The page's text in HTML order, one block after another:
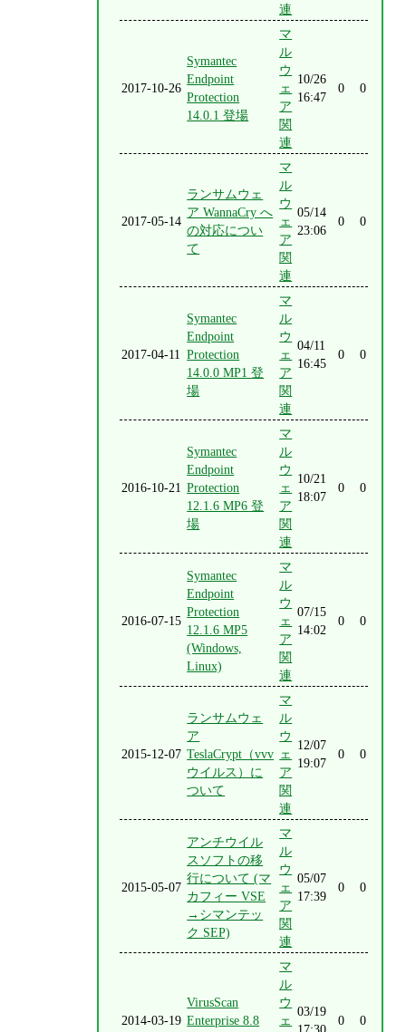
連
2017-10-26
Symantec
Endpoint
Protection
14.0.1 登場
マ
ル
ウ
ェ
ア
関
連
10/26
16:47
0 0
2017-05-14
ランサムウェ
ア WannaCry へ
の対応につい
て
マ
ル
ウ
ェ
ア
関
連
05/14
23:06
0 0
2017-04-11
Symantec
Endpoint
Protection
14.0.0 MP1 登
場
マ
ル
ウ
ェ
ア
関
連
04/11
16:45
0 0
2016-10-21
Symantec
Endpoint
Protection
12.1.6 MP6 登
場
マ
ル
ウ
ェ
ア
関
連
10/21
18:07
0 0
2016-07-15
Symantec
Endpoint
Protection
12.1.6 MP5
(Windows,
Linux)
マ
ル
ウ
ェ
ア
関
連
07/15
14:02
0 0
2015-12-07
ランサムウェ
ア
TeslaCrypt（vvv
ウイルス）に
ついて
マ
ル
ウ
ェ
ア
関
連
12/07
19:07
0 0
2015-05-07
アンチウイル
スソフトの移
行について (マ
カフィー VSE
→シマンテッ
ク SEP)
マ
ル
ウ
ェ
ア
関
連
05/07
17:39
0 0
2014-03-19
VirusScan
Enterprise 8.8
マ
ル
ウ
ェ
03/19
0 0